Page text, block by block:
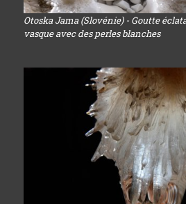
Otoska Jama (Slovénie) - Goutte
vasque avec des perles blanches